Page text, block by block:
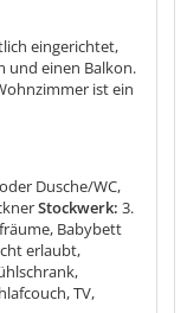
eingerichtet,
und einen Balkon.
ist ein
Dusche/WC,
Stockwerk: 3.
Babybett
erlaubt,
TV,